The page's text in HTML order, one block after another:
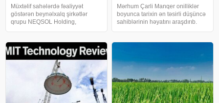
Award 2026 mükafatına
layiq görülüb
Müxtəlif sahələrdə fəaliyyət
göstərən beynəlxalq şirkətlər
qrupu NEQSOL Holding,
təqdim olunan 2026 BEST Award
mükafatının qalibi elan edilib. Bu
mükafatla biznes strategiyas
olduğu 5 həyat dərsi
Mərhum Çarli Manqer onilliklər
boyunca tarixin ən təsirli düşüncə
sahiblərinin həyatını araşdırıb.
heyranlıql